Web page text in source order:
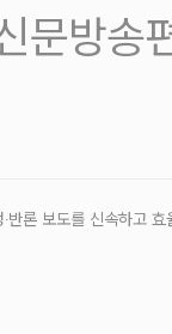
문방송
론 보도를 신속하고